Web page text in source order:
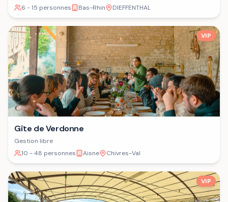
6 - 15 personnes
Bas-Rhin DIEFFENTHAL
VIP
Gîte de Verdonne
Gestion libre
10 - 48 personnes
Aisne Chivres-Val
VIP